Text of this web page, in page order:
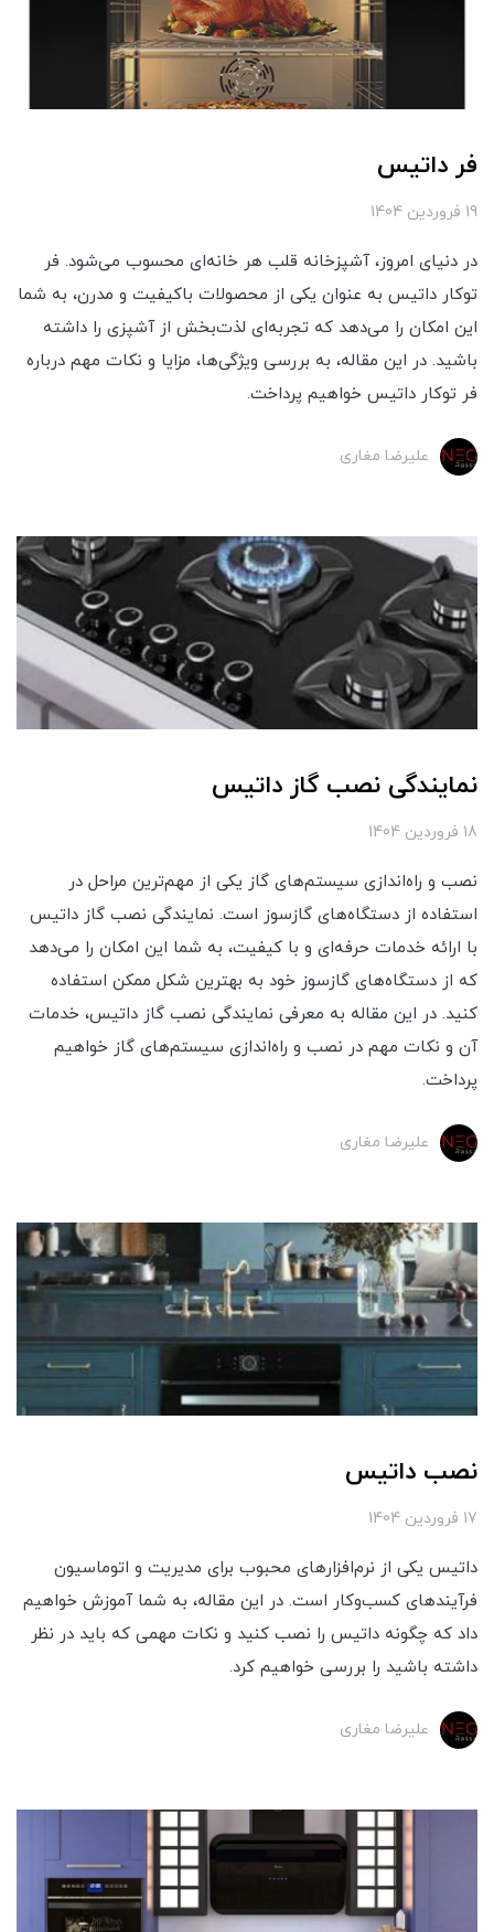
فر داتیس
19 فروردین 1404
در دنیای امروز، آشپزخانه قلب هر خانه‌ای محسوب می‌شود. فر
توکار داتیس به عنوان یکی از محصولات باکیفیت و مدرن، به شما
این امکان را می‌دهد که تجربه‌ای لذت‌بخش از آشپزی را داشته
باشید. در این مقاله، به بررسی ویژگی‌ها، مزایا و نکات مهم درباره
فر توکار داتیس خواهیم پرداخت.
علیرضا مغاری
نمایندگی نصب گاز داتیس
18 فروردین 1404
نصب و راه‌اندازی سیستم‌های گاز یکی از مهم‌ترین مراحل در
استفاده از دستگاه‌های گازسوز است. نمایندگی نصب گاز داتیس
با ارائه خدمات حرفه‌ای و با کیفیت، به شما این امکان را می‌دهد
که از دستگاه‌های گازسوز خود به بهترین شکل ممکن استفاده
کنید. در این مقاله به معرفی نمایندگی نصب گاز داتیس، خدمات
آن و نکات مهم در نصب و راه‌اندازی سیستم‌های گاز خواهیم
پرداخت.
علیرضا مغاری
نصب داتیس
17 فروردین 1404
داتیس یکی از نرم‌افزارهای محبوب برای مدیریت و اتوماسیون
فرآیندهای کسب‌وکار است. در این مقاله، به شما آموزش خواهیم
داد که چگونه داتیس را نصب کنید و نکات مهمی که باید در نظر
داشته باشید را بررسی خواهیم کرد.
علیرضا مغاری